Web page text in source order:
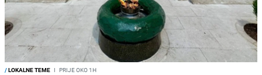
/LOKALNE TEME I PRIJE OKO 1H